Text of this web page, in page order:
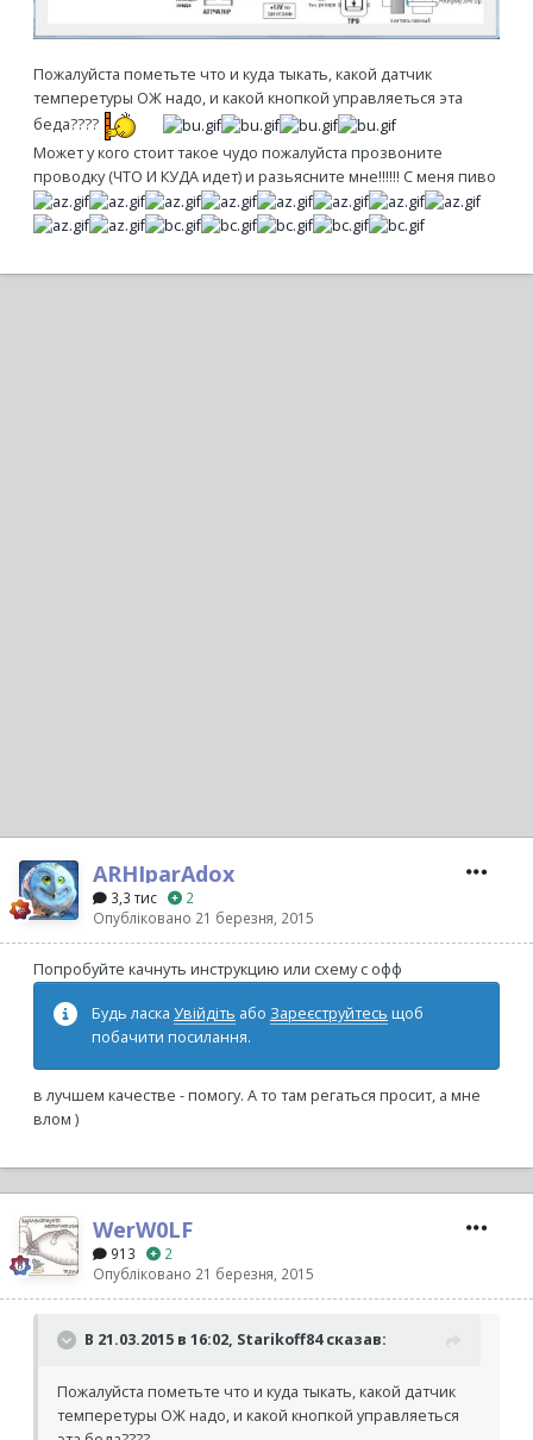
Пожалуйста пометьте что и куда тыкать, какой датчик
темперетуры ОЖ надо, и какой кнопкой управляеться эта
беда????
Может у кого стоит такое чудо пожалуйста прозвоните
проводку (ЧТО И КУДА идет) и разьясните мне!!!!!! С меня пиво
ARHIparAdox
3,3 тис
2
Опубліковано 21 березня, 2015
Попробуйте качнуть инструкцию или схему с офф
Будь ласка Увійдіть або Зареєструйтесь щоб
побачити посилання.
в лучшем качестве - помогу. А то там регаться просит, а мне
влом )
WerW0LF
913
2
Опубліковано 21 березня, 2015
В 21.03.2015 в 16:02, Starikoff84 сказав:
Пожалуйста пометьте что и куда тыкать, какой датчик
темперетуры ОЖ надо, и какой кнопкой управляеться